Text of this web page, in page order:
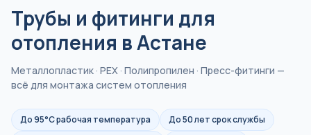
Трубы и фитинги для
отопления в Астане
Металлопластик · PEX · Полипропилен · Пресс-фитинги —
всё для монтажа систем отопления
До 95°С рабочая температура
До 50 лет срок службы